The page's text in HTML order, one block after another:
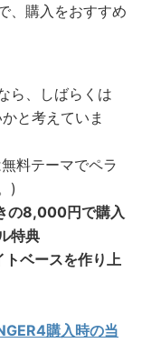
、購入をおすすめ
ら、しばらくは
と考えていま
料テーマでペラ
)
の8,000円で購入
特典
トベースを作り上
購入時の当